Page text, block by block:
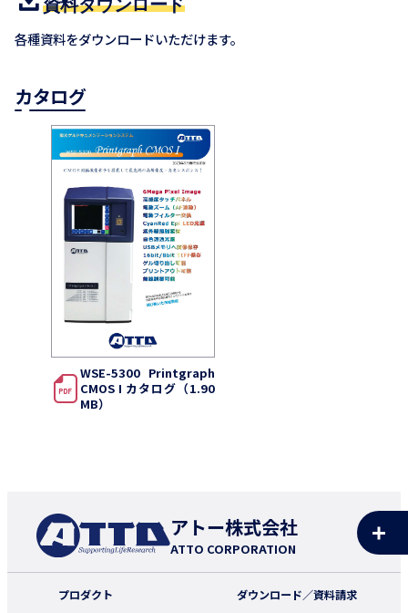
各種資料をダウンロードいただけます。
カタログ
WSE-5300 Printgraph
CMOS I カタログ（1.90
MB）
アトー株式会社
ATTO CORPORATION
プロダクト ダウンロード／資料請求